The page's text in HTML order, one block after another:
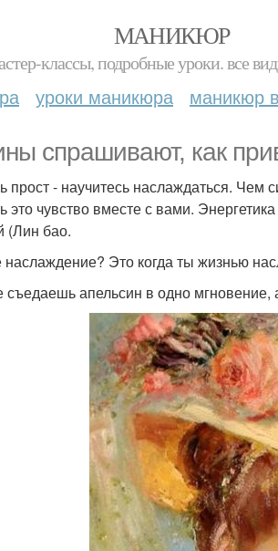
МАНИКЮР
классы, подробные уроки. все
уроки маникюра маникюр
спрашивают, как
прост - научитесь наслаждаться.
это чувство вместе с вами.
(Лин бао.
наслаждение? Это когда ты жизнью
съедаешь апельсин в одно